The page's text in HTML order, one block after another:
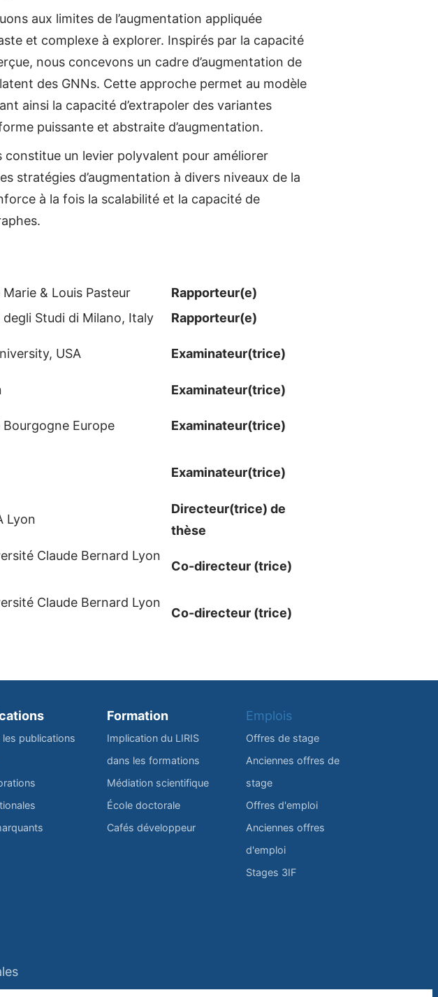
aux limites de l’augmentation appliquée
et complexe à explorer. Inspirés par la capacité
nous concevons un cadre d’augmentation de
des GNNs. Cette approche permet au modèle
ainsi la capacité d’extrapoler des variantes
puissante et abstraite d’augmentation.
un levier polyvalent pour améliorer
stratégies d’augmentation à divers niveaux de la
à la fois la scalabilité et la capacité de
& Louis Pasteur
Rapporteur(e)
Studi di Milano, Italy Rapporteur(e)
USA Examinateur​(trice)
Examinateur​(trice)
Europe Examinateur​(trice)
Examinateur​(trice)
Lyon
Directeur(trice) de
thèse
Claude Bernard Lyon
Co-directeur (trice)
Claude Bernard Lyon
Co-directeur (trice)
les publications
Formation
Implication du LIRIS
dans les formations
Médiation scientifique
École doctorale
Cafés développeur
Emplois
Offres de stage
Anciennes offres de
stage
Offres d'emploi
Anciennes offres
d'emploi
Stages 3IF